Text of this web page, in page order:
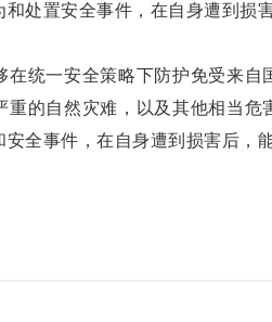
处置安全事件，在自身遭到损
在统一安全策略下防护免受来
重的自然灾难，以及其他相当
全事件，在自身遭到损害后，